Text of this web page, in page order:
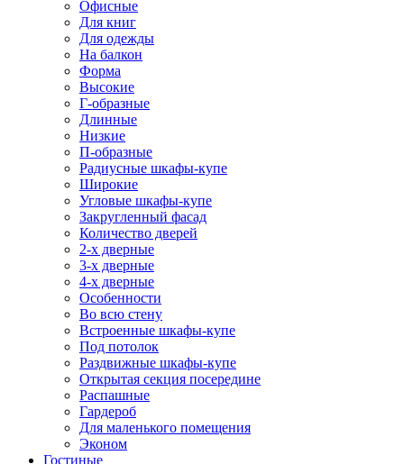
Офисные
Для книг
Для одежды
На балкон
Форма
Высокие
Г-образные
Длинные
Низкие
П-образные
Радиусные шкафы-купе
Широкие
Угловые шкафы-купе
Закругленный фасад
Количество дверей
2-х дверные
3-х дверные
4-х дверные
Особенности
Во всю стену
Встроенные шкафы-купе
Под потолок
Раздвижные шкафы-купе
Открытая секция посередине
Распашные
Гардероб
Для маленького помещения
Эконом
Гостиные